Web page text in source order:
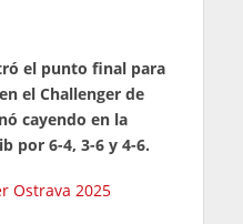
el punto final para
el Challenger de
cayendo en la
por 6-4, 3-6 y 4-6.
Ostrava 2025